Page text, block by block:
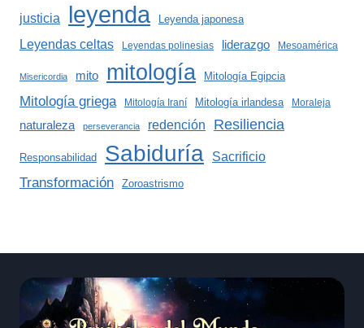
justicia leyenda Leyenda japonesa
Leyendas celtas Leyendas polinesias liderazgo Mesoamérica
Misericordia mito mitología Mitología Egipcia
Mitología griega Mitología Iraní Mitología irlandesa Moraleja
naturaleza perseverancia redención Resiliencia
Responsabilidad Sabiduría Sacrificio
Transformación Zoroastrismo